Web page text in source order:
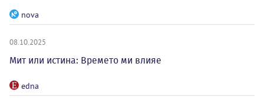
nova
08.10.2025
Мит или истина: Времето ми влияе
edna